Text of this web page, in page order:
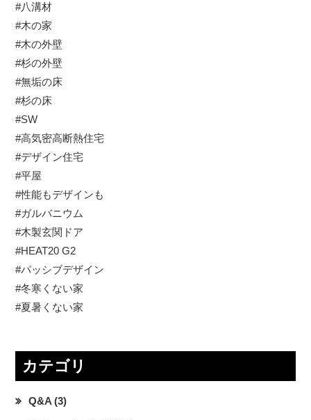
#八溝材
#木の家
#木の外壁
#杉の外壁
#無垢の床
#杉の床
#SW
#高気密高断熱住宅
#デザイン住宅
#平屋
#性能もデザインも
#ガルバニウム
#木製玄関ドア
#HEAT20 G2
#パッシブデザイン
#冬寒くない家
#夏暑くない家
カテゴリ
Q&A (3)